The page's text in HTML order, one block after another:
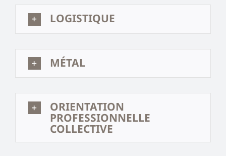
LOGISTIQUE
MÉTAL
ORIENTATION
PROFESSIONNELLE
COLLECTIVE